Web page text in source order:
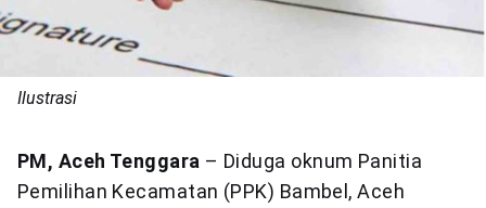
Ilustrasi
PM, Aceh Tenggara – Diduga oknum Panitia
Pemilihan Kecamatan (PPK) Bambel, Aceh